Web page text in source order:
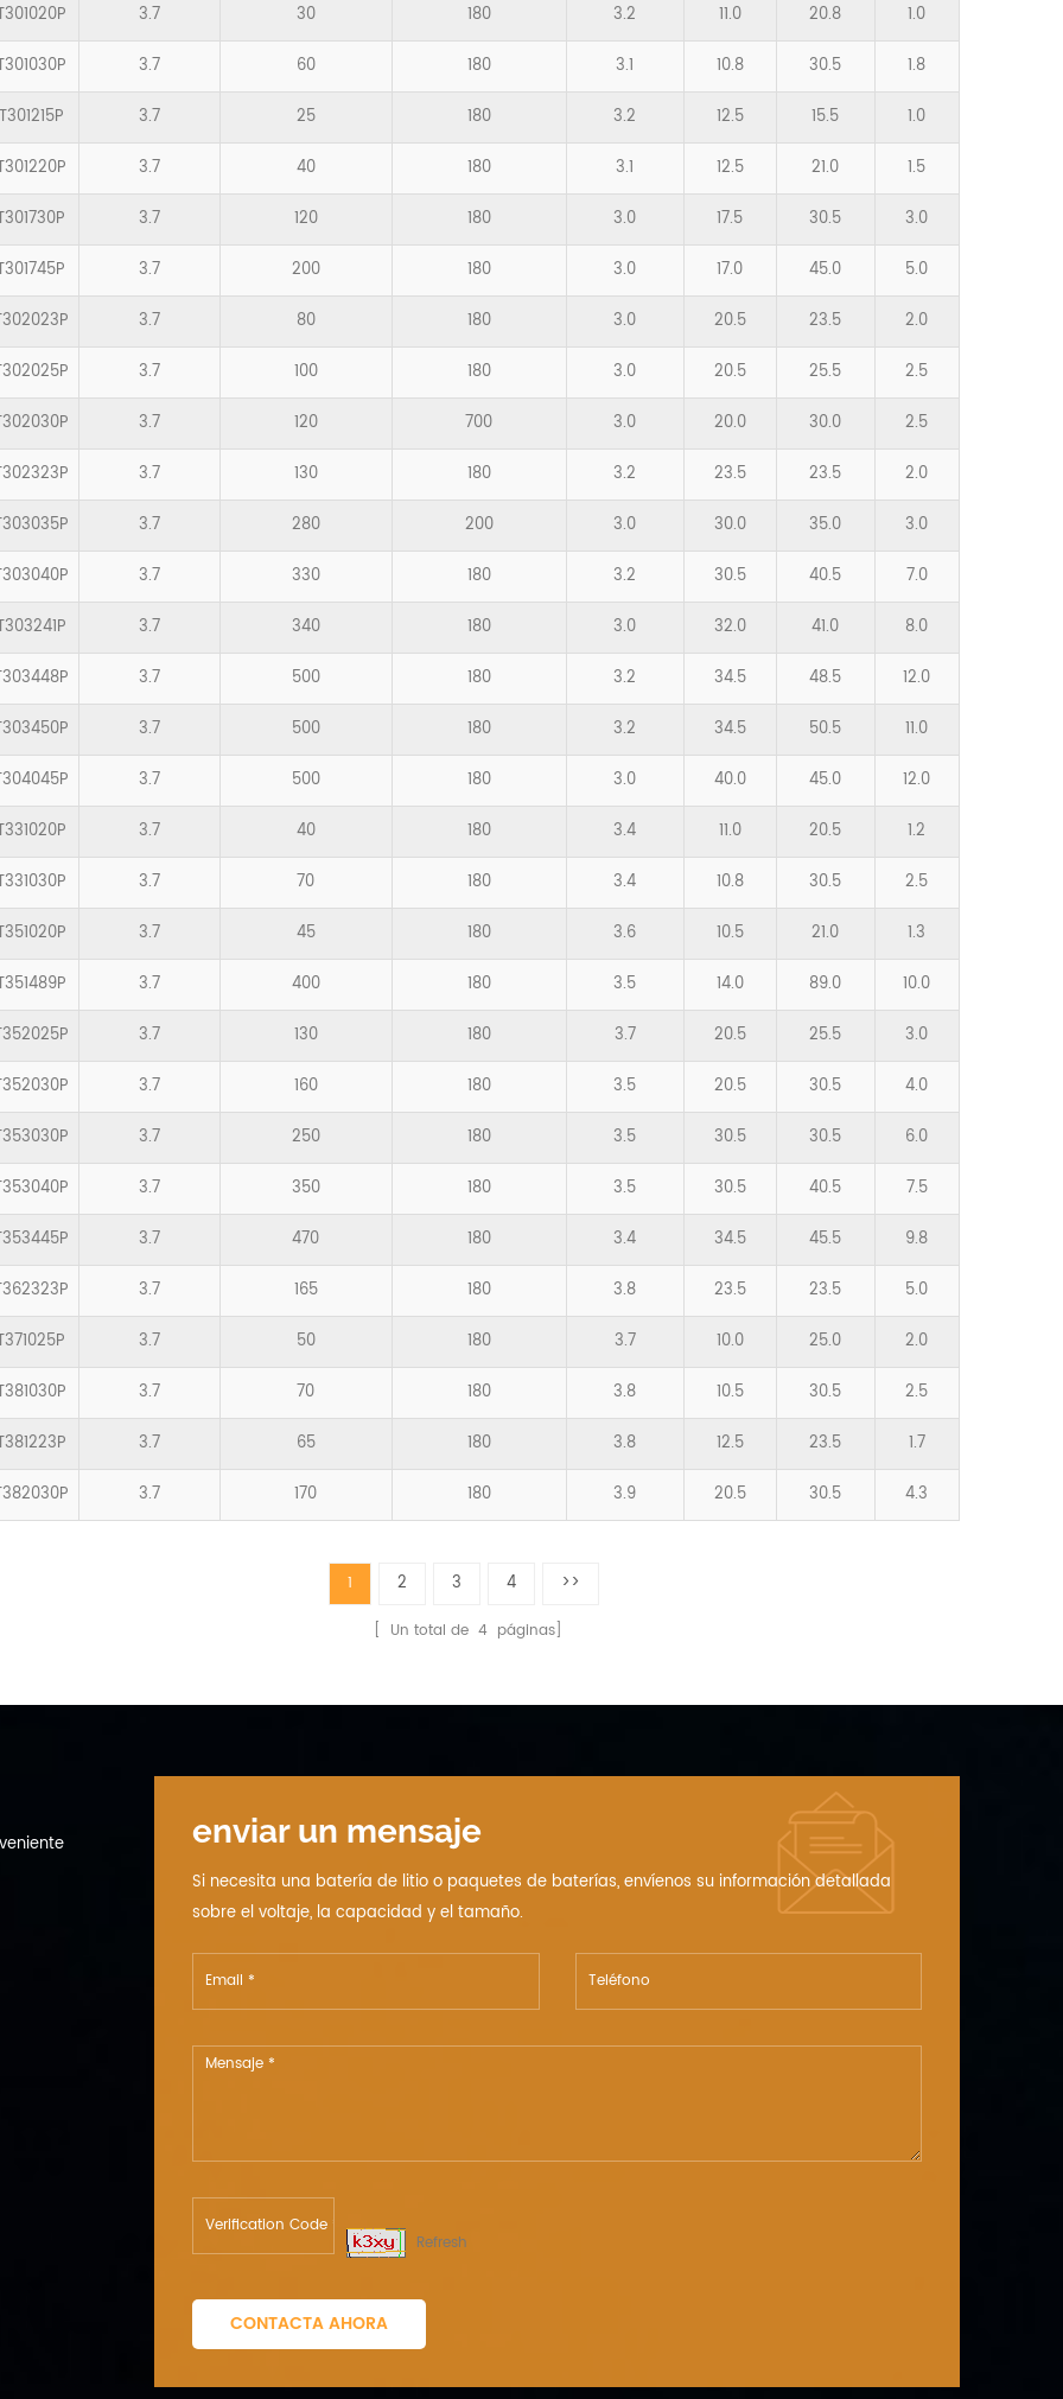
3.7 30 180 3.2 11.0 20.8 1.0
3.7 60 180 3.1 10.8 30.5 1.8
3.7 25 180 3.2 12.5 15.5 1.0
3.7 40 180 3.1 12.5 21.0 1.5
3.7 120 180 3.0 17.5 30.5 3.0
3.7 200 180 3.0 17.0 45.0 5.0
3.7 80 180 3.0 20.5 23.5 2.0
3.7 100 180 3.0 20.5 25.5 2.5
3.7 120 700 3.0 20.0 30.0 2.5
3.7 130 180 3.2 23.5 23.5 2.0
3.7 280 200 3.0 30.0 35.0 3.0
3.7 330 180 3.2 30.5 40.5 7.0
3.7 340 180 3.0 32.0 41.0 8.0
3.7 500 180 3.2 34.5 48.5 12.0
3.7 500 180 3.2 34.5 50.5 11.0
3.7 500 180 3.0 40.0 45.0 12.0
3.7 40 180 3.4 11.0 20.5 1.2
3.7 70 180 3.4 10.8 30.5 2.5
3.7 45 180 3.6 10.5 21.0 1.3
3.7 400 180 3.5 14.0 89.0 10.0
3.7 130 180 3.7 20.5 25.5 3.0
3.7 160 180 3.5 20.5 30.5 4.0
3.7 250 180 3.5 30.5 30.5 6.0
3.7 350 180 3.5 30.5 40.5 7.5
3.7 470 180 3.4 34.5 45.5 9.8
3.7 165 180 3.8 23.5 23.5 5.0
3.7 50 180 3.7 10.0 25.0 2.0
3.7 70 180 3.8 10.5 30.5 2.5
3.7 65 180 3.8 12.5 23.5 1.7
3.7 170 180 3.9 20.5 30.5 4.3
1 2 3 4 >>
[ Un total de 4páginas]
enviar un mensaje
Si necesita una batería de litio o paquetes de baterías, envíenos su información detallada
sobre el voltaje, la capacidad y el tamaño.
Refresh
CONTACTA AHORA